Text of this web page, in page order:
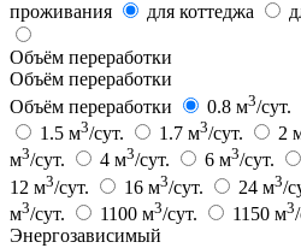
проживания
для коттеджа
Объём переработки
Объём переработки
Объём переработки
0.8 м3/сут.
1.5 м3/сут. 1.7 м3/сут. 2
м3/сут. 4 м3/сут. 6 м3/сут.
12 м3/сут. 16 м3/сут. 24 м3/
м3/сут. 1100 м3/сут. 1150 м3
Энергозависимый